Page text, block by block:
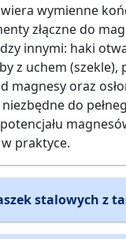
wymienne
złączne do
innymi: haki
z uchem (szekle),
magnesy oraz
do
praktyce.
stalowych z